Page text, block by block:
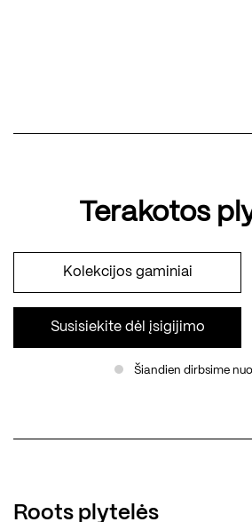
Terakotos
Kolekcijos gaminiai
Susisiekite dėl įsigijimo
Šiandien dirbsime
Roots plytelės